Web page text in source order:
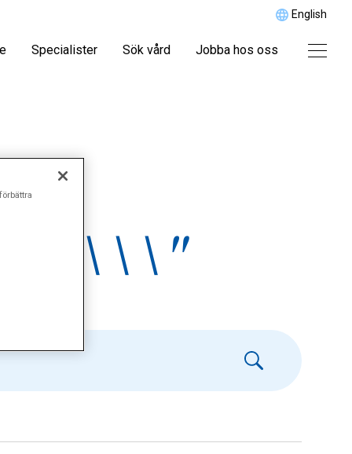
English
Specialister Sök vård Jobba hos oss